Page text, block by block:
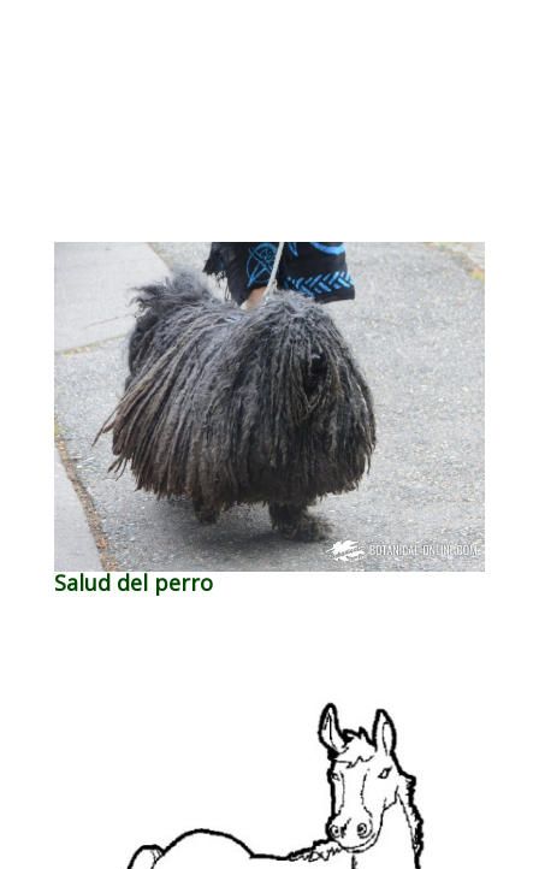
Salud del perro